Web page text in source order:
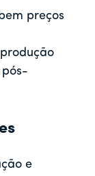
preços
e